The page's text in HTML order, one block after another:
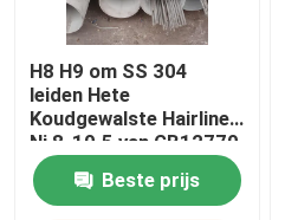
H8 H9 om SS 304
leiden Hete
Koudgewalste Hairline
Ni 8-10.5 van GB12770
door buizen
Beste prijs